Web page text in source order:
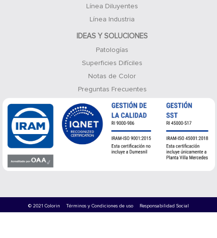
Línea Diluyentes
Línea Industria
IDEAS Y SOLUCIONES
Patologías
Superficies Difíciles
Notas de Color
Preguntas Frecuentes
© 2021 Colorin Términos y Condiciones de uso Responsabilidad Social